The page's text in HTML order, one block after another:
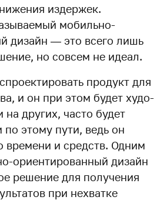
издержек.
мобильно-
дизайн — это всего лишь
но совсем не идеал.
продукт для
и он при этом будет худо-
на других, часто будет
по этому пути, ведь он
времени и средств. Одним
ориентированный дизайн
решение для получения
при нехватке